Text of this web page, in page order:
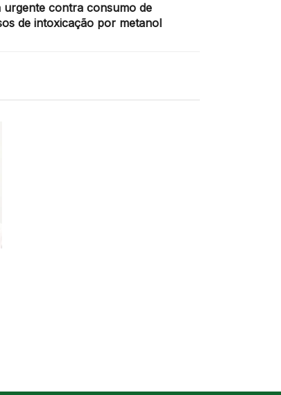
urgente contra consumo de
de intoxicação por metanol